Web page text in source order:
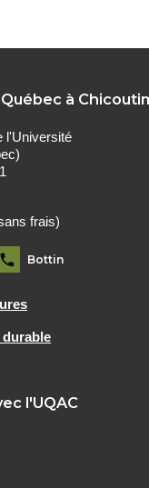
à
l'Université
frais)
Bottin
durable
l'UQAC